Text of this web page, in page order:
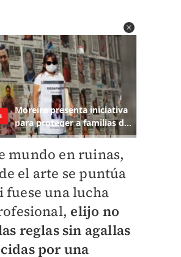
mundo en ruinas,
el arte se puntúa
fuese una lucha
elijo no
reglas sin agallas
por una